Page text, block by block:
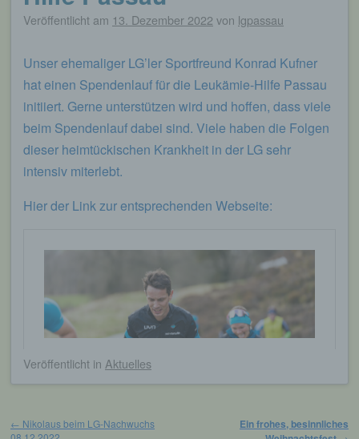
Veröffentlicht am 13. Dezember 2022 von lgpassau
Unser ehemaliger LG’ler Sportfreund Konrad Kufner
hat einen Spendenlauf für die Leukämie-Hilfe Passau
initiiert. Gerne unterstützen wird und hoffen, dass viele
beim Spendenlauf dabei sind. Viele haben die Folgen
dieser heimtückischen Krankheit in der LG sehr
intensiv miterlebt.
Hier der Link zur entsprechenden Webseite:
Veröffentlicht in Aktuelles
← Nikolaus beim LG-Nachwuchs
Ein frohes, besinnliches